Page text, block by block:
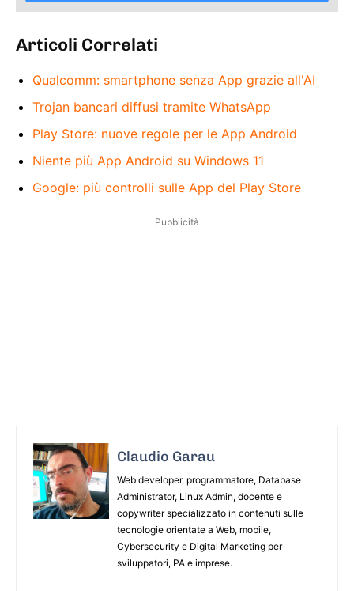
Articoli Correlati
Qualcomm: smartphone senza App grazie all'AI
Trojan bancari diffusi tramite WhatsApp
Play Store: nuove regole per le App Android
Niente più App Android su Windows 11
Google: più controlli sulle App del Play Store
Pubblicità
Claudio Garau
Web developer, programmatore, Database
Administrator, Linux Admin, docente e
copywriter specializzato in contenuti sulle
tecnologie orientate a Web, mobile,
Cybersecurity e Digital Marketing per
sviluppatori, PA e imprese.